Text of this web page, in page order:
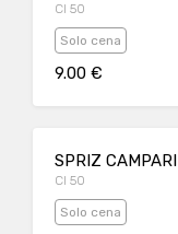
Cl 50
Solo cena
9.00 €
SPRIZ CAMPARI
Cl 50
Solo cena